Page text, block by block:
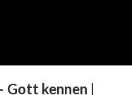
Gott kennen |